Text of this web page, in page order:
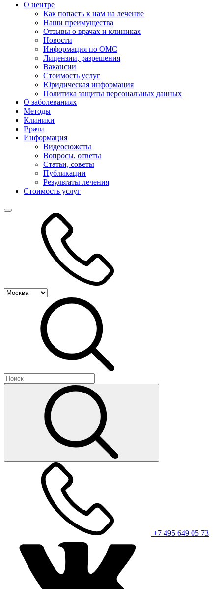
О центре
Как попасть к нам на лечение
Наши преимущества
Отзывы о врачах и клиниках
Новости
Информация по ОМС
Лицензии, разрешения
Вакансии
Стоимость услуг
Юридическая информация
Политика защиты персональных данных
О заболеваниях
Методы
Клиники
Врачи
Информация
Видеосюжеты
Вопросы, ответы
Статьи, советы
Публикации
Результаты лечения
Стоимость услуг
+7 495 649 05 73